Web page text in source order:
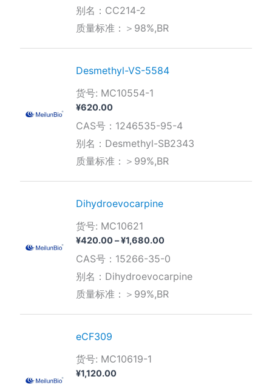
别名：CC214-2
质量标准：＞98%,BR
Desmethyl-VS-5584
货号: MC10554-1
¥620.00
CAS号：1246535-95-4
别名：Desmethyl-SB2343
质量标准：＞99%,BR
Dihydroevocarpine
货号: MC10621
¥420.00–¥1,680.00价
范
围：
¥420.00
至
CAS号：15266-35-0
别名：Dihydroevocarpine
质量标准：＞99%,BR
eCF309
货号: MC10619-1
¥1,120.00